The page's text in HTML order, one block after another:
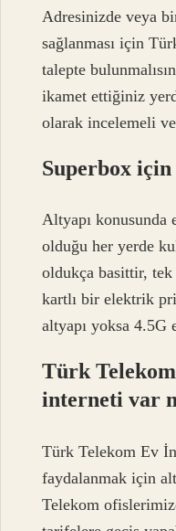
Adresinizde veya
sağlanması için
talepte
ikamet ettiğiniz
olarak incelemeli
Superbox
Altyapı konusunda
olduğu her yerde
oldukça basittir,
kartlı bir elektrik
altyapı yoksa 4.5G
Türk
interneti var
Türk Telekom Ev
faydalanmak için
Telekom